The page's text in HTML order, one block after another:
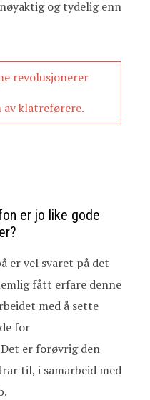
og tydelig enn
revolusjonerer
av klatreførere.
er jo like gode
er vel svaret på det
fått erfare denne
med å sette
for
er forøvrig den
til, i samarbeid med